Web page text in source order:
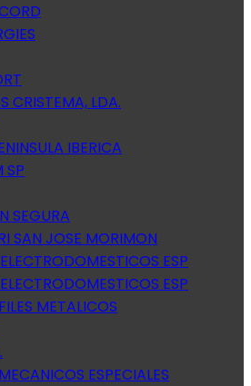
CRISTEMA, LDA.
IBERICA
SP
SEGURA
SAN JOSE MORIMON
ESP
ESP
METALICOS
ESPECIALES